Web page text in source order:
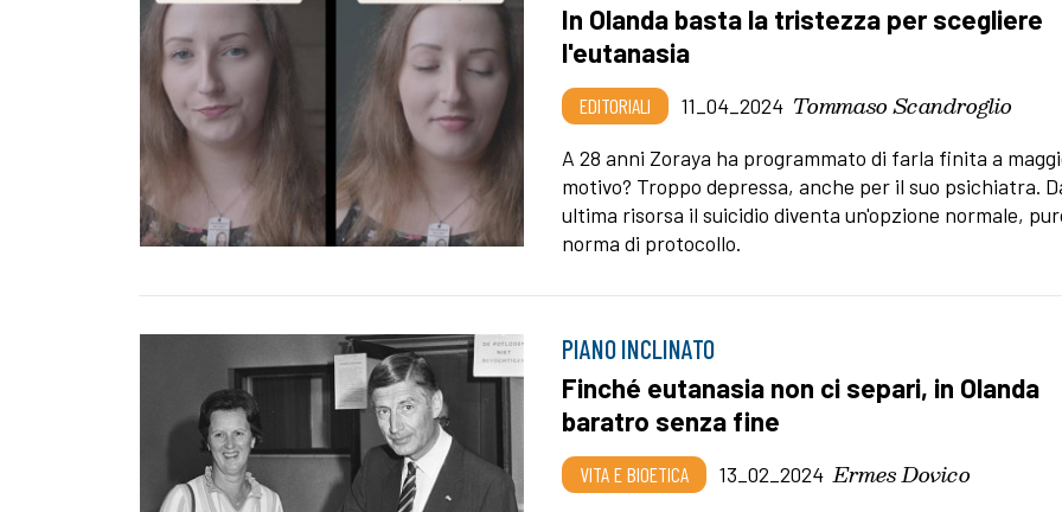
In Olanda basta la tristezza per scegliere
l'eutanasia
EDITORIALI 11_04_2024 Tommaso Scandroglio
A 28 anni Zoraya ha programmato di farla finita a
motivo? Troppo depressa, anche per il suo psichiatra.
ultima risorsa il suicidio diventa un'opzione normale,
norma di protocollo.
PIANO INCLINATO
Finché eutanasia non ci separi, in Olanda
baratro senza fine
VITA E BIOETICA 13_02_2024 Ermes Dovico